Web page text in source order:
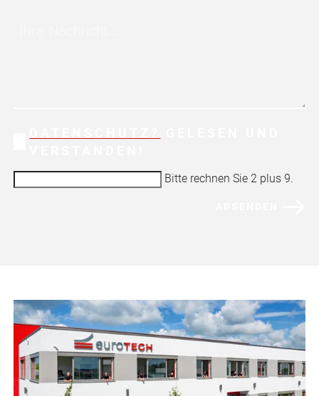
Bitte rechnen Sie 2 plus 9.